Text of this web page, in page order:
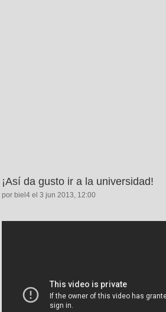
¡Así da gusto ir a la universidad!
por biel4 el 3 jun 2013, 12:00